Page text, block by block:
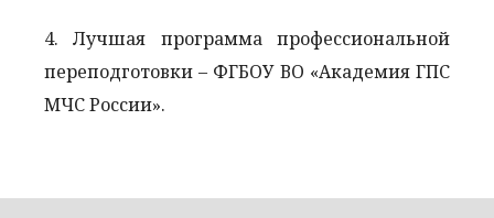
4. Лучшая программа профессиональной
переподготовки – ФГБОУ ВО «Академия ГПС
МЧС России».